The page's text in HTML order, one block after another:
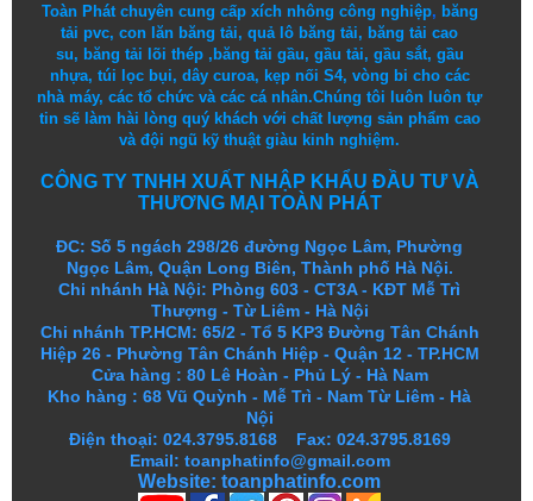
Toàn Phát chuyên cung cấp xích nhông công nghiệp, băng
tải pvc,con lăn băng tải,quả lô băng tải, băng tải cao
su, băng tải lõi thép,băng tải gầu, gầu tải, gầu sắt, gầu
nhựa, túi lọc bụi, dây curoa, kẹp nối S4, vòng bi cho các
nhà máy, các tổ chức và các cá nhân.Chúng tôi luôn luôn tự
tin sẽ làm hài lòng quý khách với chất lượng sảnphẩm cao
và đội ngũ kỹ thuật giàu kinh nghiệm.
CÔNG TY TNHH XUẤT NHẬP KHẨU ĐẦU TƯ VÀ
THƯƠNG MẠI TOÀN PHÁT
ĐC: Số 5 ngách 298/26 đường Ngọc Lâm, Phường
Ngọc Lâm, Quận Long Biên, Thành phố Hà Nội.
Chi nhánh Hà Nội: Phòng 603 - CT3A - KĐT Mễ Trì
Thượng - Từ Liêm - Hà Nội
Chi nhánh TP.HCM: 65/2 - Tổ 5 KP3 Đường Tân Chánh
Hiệp 26 - Phường Tân Chánh Hiệp - Quận 12 - TP.HCM
Cửa hàng : 80 Lê Hoàn - Phủ Lý - Hà Nam
Kho hàng :68 Vũ Quỳnh - Mễ Trì - Nam Từ Liêm - Hà
Nội
Điện thoại: 024.3795.8168 Fax: 024.3795.8169
Email: toanphatinfo@gmail.com
Website: toanphatinfo.com